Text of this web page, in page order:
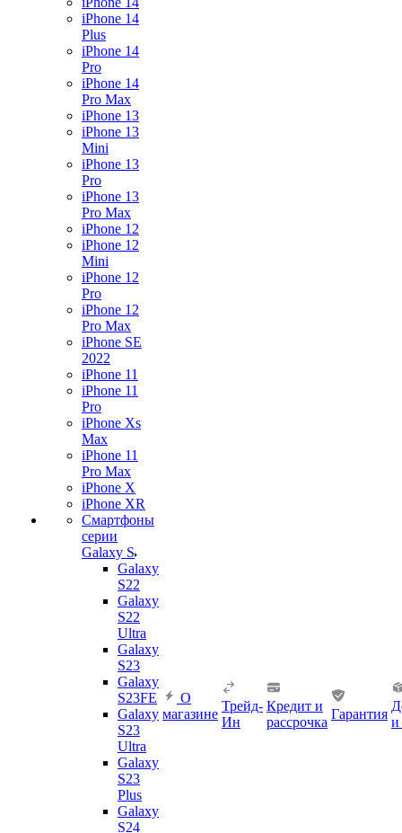
iPhone 14
Plus
iPhone 14
Pro
iPhone 14
Pro Max
iPhone 13
iPhone 13
Mini
iPhone 13
Pro
iPhone 13
Pro Max
iPhone 12
iPhone 12
Mini
iPhone 12
Pro
iPhone 12
Pro Max
iPhone SE
2022
iPhone 11
iPhone 11
Pro
iPhone Xs
Max
iPhone 11
Pro Max
iPhone X
iPhone XR
Смартфоны
серии
Galaxy S
Galaxy
S22
Galaxy
S22
Ultra
Galaxy
S23
Galaxy
S23FE
Galaxy
S23
Ultra
Galaxy
S23
Plus
Galaxy
S24
О
магазине
Трейд-
Ин
Кредит и
рассрочка
Гарантия
и